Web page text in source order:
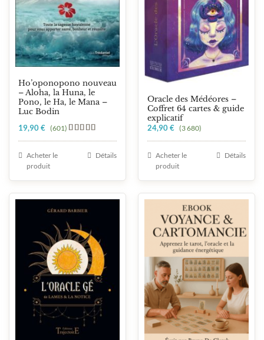
Ho’oponopono nouveau
– Aloha, la Huna, le
Pono, le Ha, le Mana –
Luc Bodin
Note5.00
19,90€ (601)
Acheter le
produit
Détails
Oracle des Médéores –
Coffret 64 cartes & guide
explicatif
24,90€ (3 680)
Acheter le
produit
Détails